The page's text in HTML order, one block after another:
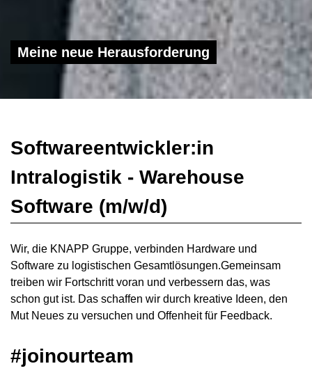
Meine neue Herausforderung
Softwareentwickler:in
Intralogistik - Warehouse
Software (m/w/d)
Wir, die KNAPP Gruppe, verbinden Hardware und
Software zu logistischen Gesamtlösungen.Gemeinsam
treiben wir Fortschritt voran und verbessern das, was
schon gut ist. Das schaffen wir durch kreative Ideen, den
Mut Neues zu versuchen und Offenheit für Feedback.
#joinourteam